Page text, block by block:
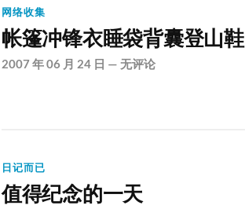
网络收集
帐篷冲锋衣睡袋背囊登山鞋
2007 年 06 月 24 日 — 无评论
日记而已
值得纪念的一天